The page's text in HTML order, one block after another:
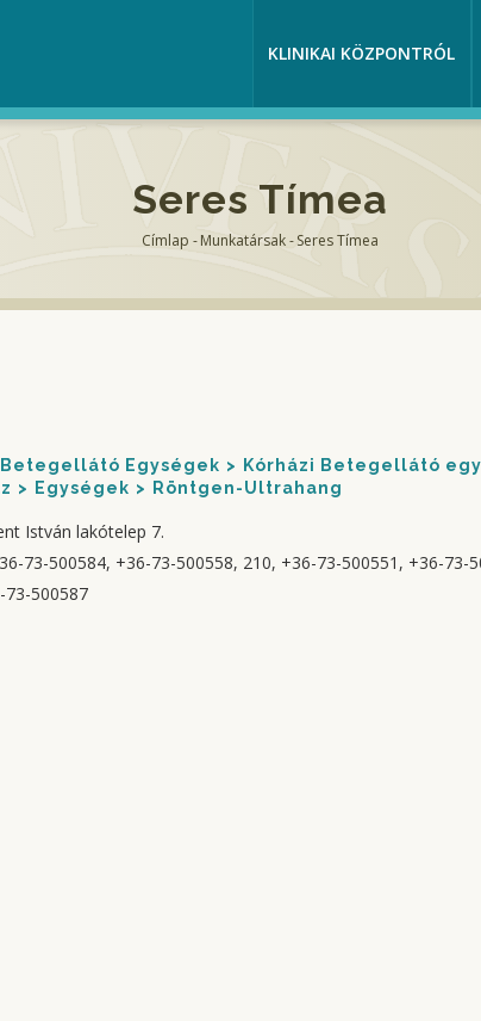
KLINIKAI KÖZPONTRÓL
Seres Tímea
Címlap - Munkatársak - Seres Tímea
Egységek
Kórházi Betegellátó
Egységek Röntgen-Ultrahang
István lakótelep 7.
73-500584, +36-73-500558, 210, +36-73-500551, +36-73-
73-500587